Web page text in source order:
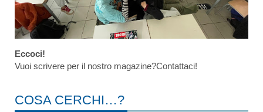
Eccoci!
Vuoi scrivere per il nostro magazine?Contattaci!
COSA CERCHI…?